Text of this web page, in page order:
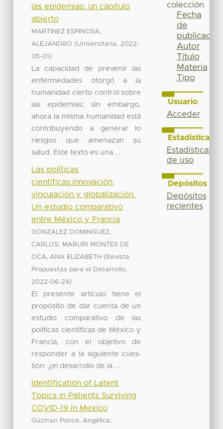
las epidemias: un capítulo
abierto
MARTINEZ ESPINOSA,
ALEJANDRO (Universitaria,2022-
05-01 )
La capacidad de prevenir las
enfermedades otorgó a la
humanidad cierto control sobre
las epidemias; sin embargo,
ahora la misma humanidad está
contribuyendo a generar lo
riesgos que amenazan su
salud. Este texto es una ...
Las políticas
científicas:innovación,
vinculación y globalización.
Un estudio comparativo
entre México y Francia
GONZALEZ DOMINGUEZ,
CARLOS; MARURI MONTES DE
OCA, ANA ELIZABETH ( Revista
Propuestas para el Desarrollo,
2022-06-24)
El presente artículo tiene el
propósito de dar cuenta de un
estudio comparativo de las
políticas científicas de México y
Francia, con el objetivo de
responder a la siguiente cues-
tión: ¿el desarrollo de la ...
Identification of Latent
Topics in Patients Surviving
COVID-19 in Mexico
Gúzman Ponce, Angélica;
colección
Fecha
de
publicación
Autor
Título
Materia
Tipo
Usuario
Acceder
Estadísticas
Estadísticas
de uso
Depósitos
Depósitos
recientes